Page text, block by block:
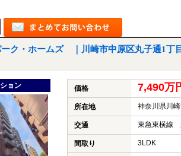
ーク・ホームズ ｜川崎市中原区丸子通1丁
ョン 価格 7,490万
所在地 神奈川県川
交通 東急東横線
間取り 3LDK